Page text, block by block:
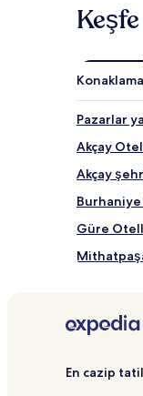
geçerli
olabilir.
Konaklama
Pazarlar
Akçay
Akçay
Güre
Kazdağı
En cazip